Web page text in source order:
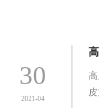
30
2021-04